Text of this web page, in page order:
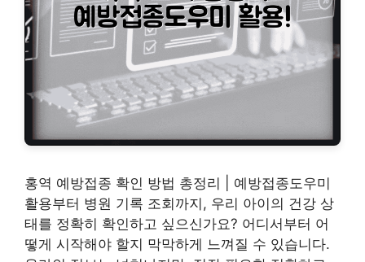
홍역 예방접종 확인 방법 총정리 | 예방접종도우미
활용부터 병원 기록 조회까지, 우리 아이의 건강 상
태를 정확히 확인하고 싶으신가요? 어디서부터 어
떻게 시작해야 할지 막막하게 느껴질 수 있습니다.